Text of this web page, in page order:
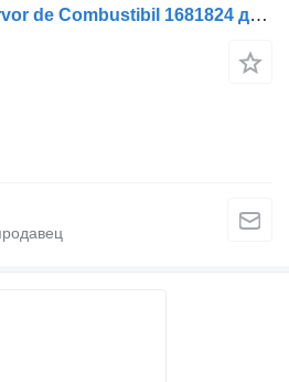
Топливный бак Rezervor de Combustibil 1681824 для грузовика DAF LLS AF20310 (Uzură Vizibilă)